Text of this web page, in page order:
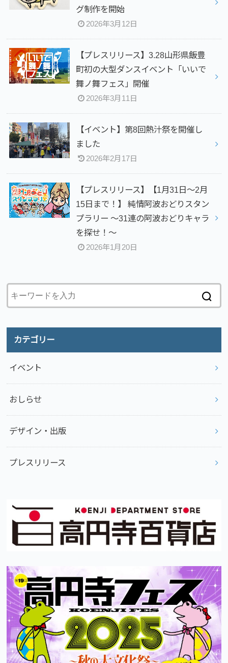
グ制作を開始
2026年3月12日
【プレスリリース】3.28山形県飯豊
町初の大型ダンスイベント「いいで
舞ノ舞フェス」開催
2026年3月11日
【イベント】第8回熱汁祭を開催し
ました
2026年2月17日
【プレスリリース】【1月31日～2月
15日まで！】 純情阿波おどりスタン
プラリー ～31連の阿波おどりキャラ
を探せ！～
2026年1月20日
カテゴリー
イベント
おしらせ
デザイン・出版
プレスリリース